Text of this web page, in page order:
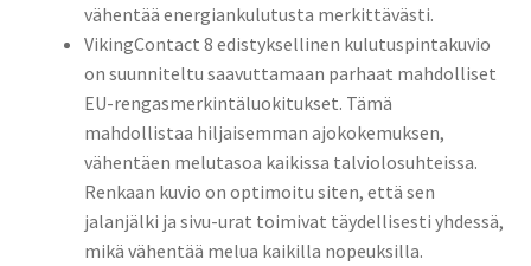
vähentää energiankulutusta merkittävästi.
VikingContact 8 edistyksellinen kulutuspintakuvio
on suunniteltu saavuttamaan parhaat mahdolliset
EU-rengasmerkintäluokitukset. Tämä
mahdollistaa hiljaisemman ajokokemuksen,
vähentäen melutasoa kaikissa talviolosuhteissa.
Renkaan kuvio on optimoitu siten, että sen
jalanjälki ja sivu-urat toimivat täydellisesti yhdessä,
mikä vähentää melua kaikilla nopeuksilla.